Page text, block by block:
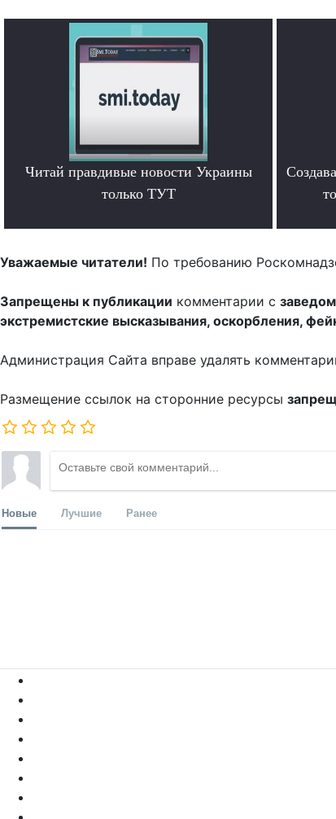
Читай правдивые новости Украины
только ТУТ
Уважаемые читатели! По требованию
Запрещены к публикации комментарии с
экстремистские высказывания, оскорбления,
Администрация Сайта вправе удалять
Размещение ссылок на сторонние ресурсы
Новые Лучшие Ранее